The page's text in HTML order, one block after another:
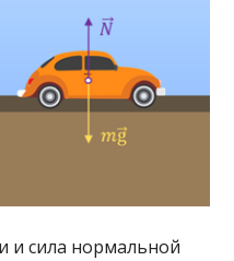
и сила нормальной